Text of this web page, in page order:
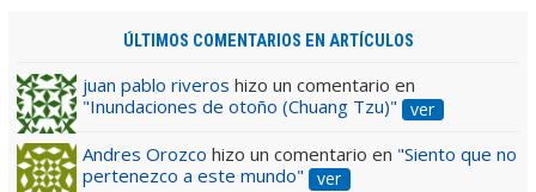
ÚLTIMOS COMENTARIOS EN ARTÍCULOS
juan pablo riveros hizo un comentario en
"Inundaciones de otoño (Chuang Tzu)"
ver
Andres Orozco hizo un comentario en "Siento que no
pertenezco a este mundo"
ver